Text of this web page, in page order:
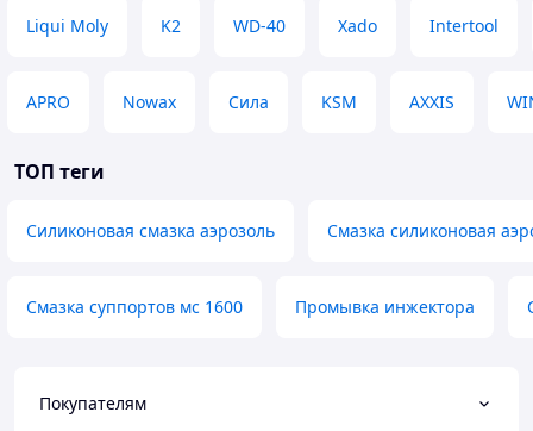
Liqui Moly K2 WD-40 Xado Intertool
APRO Nowax Сила KSM AXXIS
ТОП теги
Силиконовая смазка аэрозоль Смазка силиконовая
Смазка суппортов мс 1600 Промывка инжектора
Покупателям